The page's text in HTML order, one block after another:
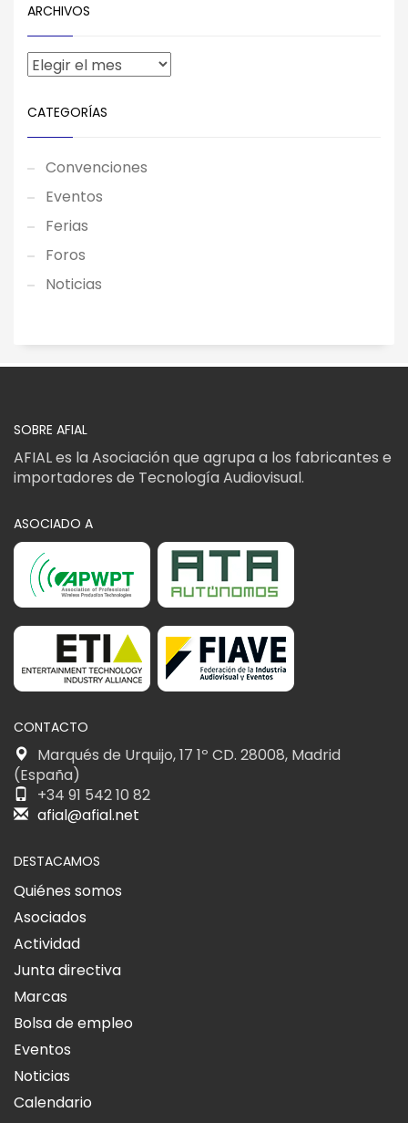
ARCHIVOS
CATEGORÍAS
Convenciones
Eventos
Ferias
Foros
Noticias
SOBRE AFIAL
AFIAL es la Asociación que agrupa a los fabricantes e
importadores de Tecnología Audiovisual.
ASOCIADO A
CONTACTO
Marqués de Urquijo, 17 1º CD. 28008, Madrid
(España)
+34 91 542 10 82
afial@afial.net
DESTACAMOS
Quiénes somos
Asociados
Actividad
Junta directiva
Marcas
Bolsa de empleo
Eventos
Noticias
Calendario